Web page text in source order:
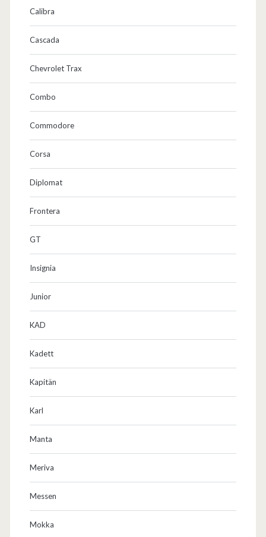
Calibra
Cascada
Chevrolet Trax
Combo
Commodore
Corsa
Diplomat
Frontera
GT
Insignia
Junior
KAD
Kadett
Kapitän
Karl
Manta
Meriva
Messen
Mokka